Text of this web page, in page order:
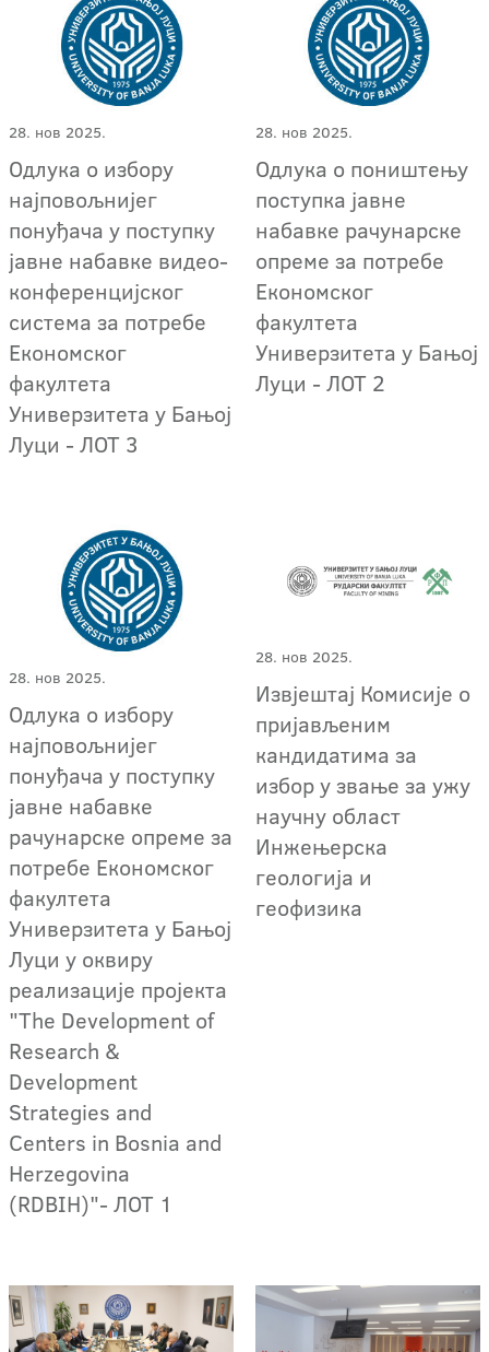
28. нов 2025.
Одлука о избору
најповољнијег
понуђача у поступку
јавне набавке видео-
конференцијског
система за потребе
Економског
факултета
Универзитета у Бањој
Луци - ЛОТ 3
28. нов 2025.
Одлука о поништењу
поступка јавне
набавке рачунарске
опреме за потребе
Економског
факултета
Универзитета у Бањој
Луци - ЛОТ 2
28. нов 2025.
Одлука о избору
најповољнијег
понуђача у поступку
јавне набавке
рачунарске опреме за
потребе Економског
факултета
Универзитета у Бањој
Луци у оквиру
реализације пројекта
"The Development of
Research &
Development
Strategies and
Centers in Bosnia and
Herzegovina
(RDBIH)"- ЛОТ 1
28. нов 2025.
Извјештај Комисије о
пријављеним
кандидатима за
избор у звање за ужу
научну област
Инжењерска
геологија и
геофизика